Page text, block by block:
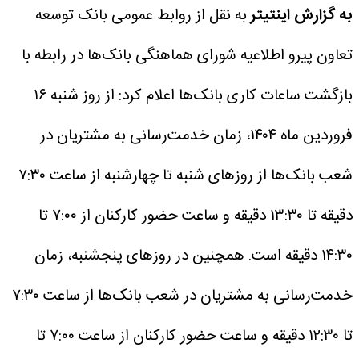
به گزارش اینتیتربه نقل از روابط عمومی بانک توسعه
تعاون پیرو اطلاعیه شورای هماهنگی بانک‌ها در رابطه با
بازگشت ساعات کاری بانک‌‌ها اعلام کرد: از روز شنبه ۱۶
فروردین ماه ۱۴۰۴، زمان خدمت‌رسانی به مشتریان در
شعب بانک‌ها از روزهای شنبه تا چهارشنبه از ساعت ۷:۳۰
دقیقه تا ۱۳:۳۰ دقیقه و ساعت حضور کارکنان از ۷:۰۰ تا
۱۴:۳۰ دقیقه است.
همچنین در روزهای پنجشنبه، زمان
خدمت‌رسانی به مشتریان در شعب بانک‌ها از ساعت ۷:۳۰
تا ۱۲:۳۰ دقیقه و ساعت حضور کارکنان از ساعت ۷:۰۰ تا